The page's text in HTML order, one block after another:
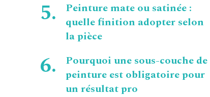
Peinture mate ou satinée :
quelle finition adopter selon
la pièce
Pourquoi une sous-couche de
peinture est obligatoire pour
un résultat pro